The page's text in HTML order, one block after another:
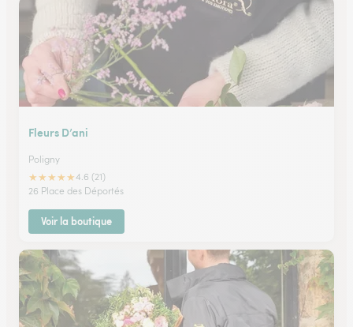
Fleurs D’ani
Poligny
★★★★★4.6 (21)
26 Place des Déportés
Voir la boutique